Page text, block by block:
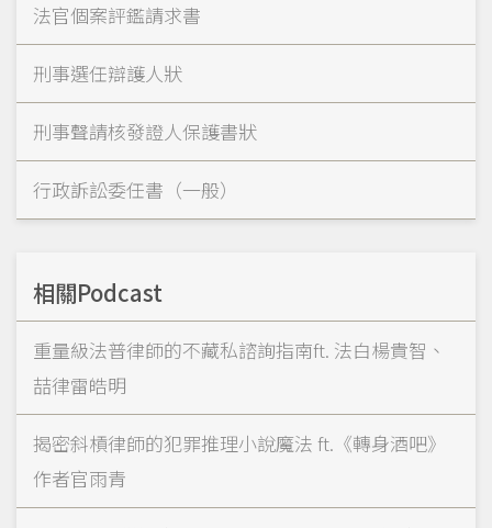
法官個案評鑑請求書
刑事選任辯護人狀
刑事聲請核發證人保護書狀
行政訴訟委任書（一般）
相關Podcast
重量級法普律師的不藏私諮詢指南ft. 法白楊貴智、
喆律雷皓明
揭密斜槓律師的犯罪推理小說魔法 ft.《轉身酒吧》
作者官雨青